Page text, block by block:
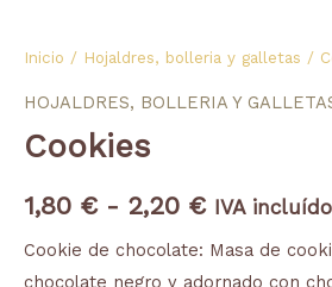
Inicio / Hojaldres, bolleria y galletas /
HOJALDRES, BOLLERIA Y
Cookies
1,80 € - 2,20 €
Rango
de
desde
1,80 €
IVA incluído
Cookie de chocolate: Masa de
Cookies